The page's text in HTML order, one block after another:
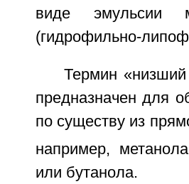
виде эмульсии
(гидрофильно-
Термин «низший
предназначен для
по существу из
например,
или бутанола.